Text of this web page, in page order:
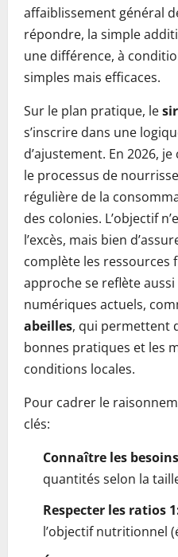
affaiblissement général
répondre, la simple
une différence, à
simples mais efficaces.
Sur le plan pratique, le
s’inscrire dans une
d’ajustement. En 2026,
le processus de
régulière de la
des colonies. L’objectif
l’excès, mais bien
complète les ressources
approche se reflète
numériques actuels,
abeilles, qui permettent
bonnes pratiques et les
conditions locales.
Pour cadrer le
clés:
Connaître les
quantités selon la
Respecter les ratios
l’objectif nutritionnel